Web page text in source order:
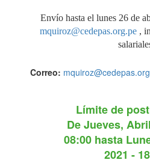
Envío hasta el lunes 26 de
mquiroz@cedepas.org.pe,
Correo:
Límite de
DeJueves,
08:00hasta
2021 -